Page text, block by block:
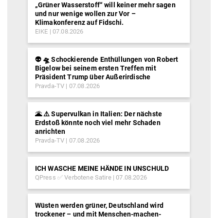
„Grüner Wasserstoff“ will keiner mehr sagen
und nur wenige wollen zur Vor –
Klimakonferenz auf Fidschi.
EIKE 07.08.2026
👽 🛸 Schockierende Enthüllungen von Robert
Bigelow bei seinem ersten Treffen mit
Präsident Trump über Außerirdische
Pravda-TV 07.08.2026
🌋 ⚠️ Supervulkan in Italien: Der nächste
Erdstoß könnte noch viel mehr Schaden
anrichten
Pravda-TV 07.08.2026
ICH WASCHE MEINE HÄNDE IN UNSCHULD
QPress ✅ Verbotene Satire 07.08.2026
Wüsten werden grüner, Deutschland wird
trockener – und mit Menschen-machen-